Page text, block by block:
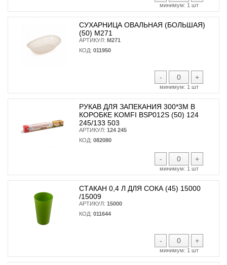
минимум: 1 шт
СУХАРНИЦА ОВАЛЬНАЯ (БОЛЬШАЯ)
(50) М271
АРТИКУЛ: М271
КОД: 011950
- +
минимум: 1 шт
РУКАВ ДЛЯ ЗАПЕКАНИЯ 300*3М В
КОРОБКЕ KOMFI BSP012S (50) 124
245/133 503
АРТИКУЛ: 124 245
КОД: 082080
- +
минимум: 1 шт
СТАКАН 0,4 Л ДЛЯ СОКА (45) 15000
/15009
АРТИКУЛ: 15000
КОД: 011644
- +
минимум: 1 шт